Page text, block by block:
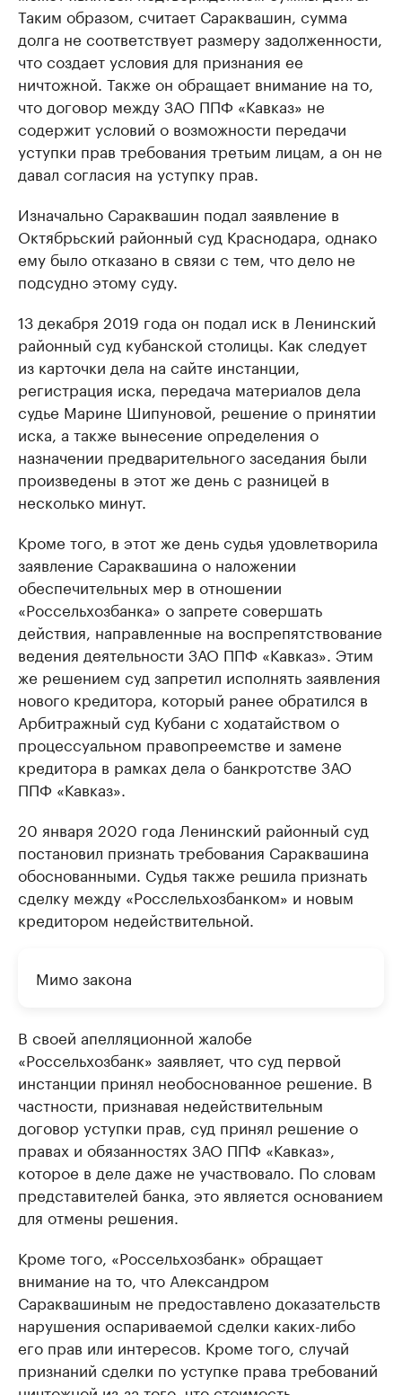
Таким образом, считает Сараквашин, сумма
долга не соответствует размеру задолженности,
что создает условия для признания ее
ничтожной. Также он обращает внимание на то,
что договор между ЗАО ППФ «Кавказ» не
содержит условий о возможности передачи
уступки прав требования третьим лицам, а он не
давал согласия на уступку прав.
Изначально Сараквашин подал заявление в
Октябрьский районный суд Краснодара, однако
ему было отказано в связи с тем, что дело не
подсудно этому суду.
13 декабря 2019 года он подал иск в Ленинский
районный суд кубанской столицы. Как следует
из карточки дела на сайте инстанции,
регистрация иска, передача материалов дела
судье Марине Шипуновой, решение о принятии
иска, а также вынесение определения о
назначении предварительного заседания были
произведены в этот же день с разницей в
несколько минут.
Кроме того, в этот же день судья удовлетворила
заявление Сараквашина о наложении
обеспечительных мер в отношении
«Россельхозбанка» о запрете совершать
действия, направленные на воспрепятствование
ведения деятельности ЗАО ППФ «Кавказ». Этим
же решением суд запретил исполнять заявления
нового кредитора, который ранее обратился в
Арбитражный суд Кубани с ходатайством о
процессуальном правопреемстве и замене
кредитора в рамках дела о банкротстве ЗАО
ППФ «Кавказ».
20 января 2020 года Ленинский районный суд
постановил признать требования Сараквашина
обоснованными. Судья также решила признать
сделку между «Росслельхозбанком» и новым
кредитором недействительной.
Мимо закона
В своей апелляционной жалобе
«Россельхозбанк» заявляет, что суд первой
инстанции принял необоснованное решение. В
частности, признавая недействительным
договор уступки прав, суд принял решение о
правах и обязанностях ЗАО ППФ «Кавказ»,
которое в деле даже не участвовало. По словам
представителей банка, это является основанием
для отмены решения.
Кроме того, «Россельхозбанк» обращает
внимание на то, что Александром
Сараквашиным не предоставлено доказательств
нарушения оспариваемой сделки каких-либо
его прав или интересов. Кроме того, случай
признаний сделки по уступке права требований